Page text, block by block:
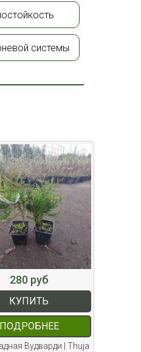
системы
280 руб
КУПИТЬ
ПОДРОБНЕЕ
Вудварди | Thuja